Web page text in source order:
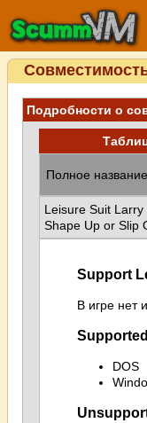
Подробности о
Полное
Leisure Suit Larry
Shape Up or Slip
Support
В игре нет
DOS